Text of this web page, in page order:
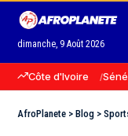
dimanche, 9 Août 2026
Côte d'Ivoire
AfroPlanete > Blog >